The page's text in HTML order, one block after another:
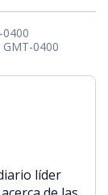
0400
líder